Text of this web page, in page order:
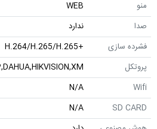
منو
WEB
صدا
ندارد
فشرده سازی
+H.264/H.265/H.265
پروتکل
Wifi
N/A
SD CARD
N/A